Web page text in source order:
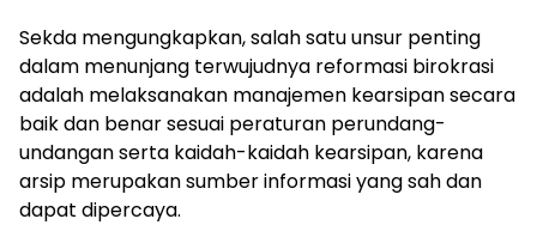
Sekda mengungkapkan, salah satu unsur penting
dalam menunjang terwujudnya reformasi birokrasi
adalah melaksanakan manajemen kearsipan secara
baik dan benar sesuai peraturan perundang-
undangan serta kaidah-kaidah kearsipan, karena
arsip merupakan sumber informasi yang sah dan
dapat dipercaya.